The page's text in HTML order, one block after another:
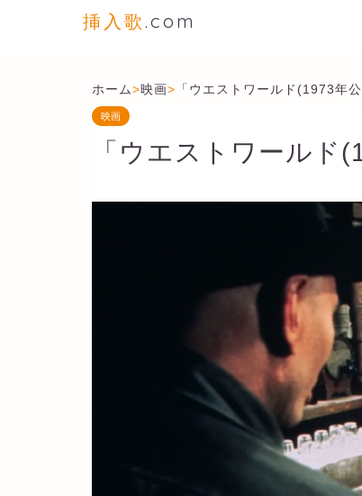
挿入歌.com
ホーム>映画> 「ウエストワールド(1973年
映画
「ウエストワールド